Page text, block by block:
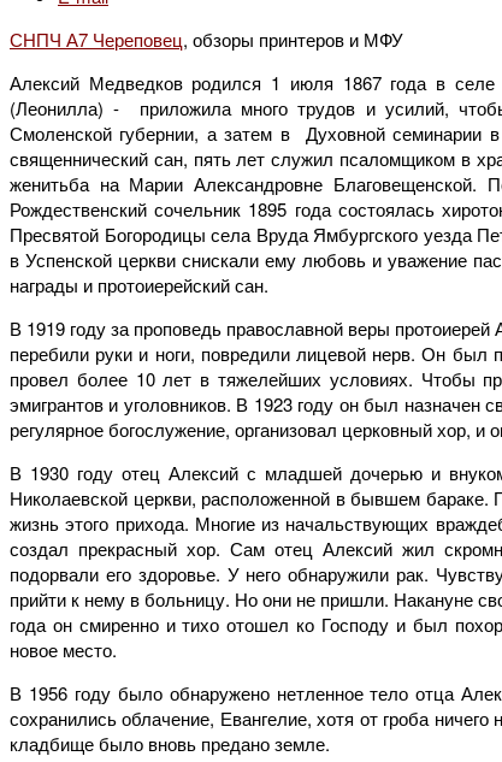
СНПЧ А7 Череповец, обзоры принтеров и МФУ
Алексий Медведков родился 1 июля 1867 года в
(Леонилла) - приложила много трудов и усилий,
Смоленской губернии, а затем в Духовной семинарии
священнический сан, пять лет служил псаломщиком в
женитьба на Марии Александровне Благовещенской.
Рождественский сочельник 1895 года состоялась
Пресвятой Богородицы села Вруда Ямбургского уезда
в Успенской церкви снискали ему любовь и уважение
награды и протоиерейский сан.
В 1919 году за проповедь православной веры
перебили руки и ноги, повредили лицевой нерв. Он был
провел более 10 лет в тяжелейших условиях. Чтобы
эмигрантов и уголовников. В 1923 году он был назначен
регулярное богослужение, организовал церковный хор,
В 1930 году отец Алексий с младшей дочерью и
Николаевской церкви, расположенной в бывшем бараке.
жизнь этого прихода. Многие из начальствующих
создал прекрасный хор. Сам отец Алексий жил
подорвали его здоровье. У него обнаружили рак.
прийти к нему в больницу. Но они не пришли. Накануне
года он смиренно и тихо отошел ко Господу и был
новое место.
В 1956 году было обнаружено нетленное тело отца
сохранились облачение, Евангелие, хотя от гроба
кладбище было вновь предано земле.